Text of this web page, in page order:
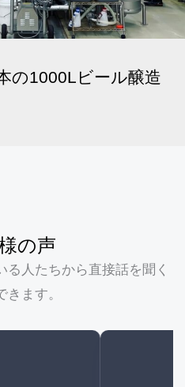
の1000Lビール醸造
の声
人たちから直接話を聞く
きます。